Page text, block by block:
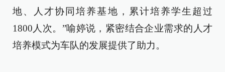
地、人才协同培养基地，累计培养学生超过
1800人次。”喻婷说，紧密结合企业需求的人才
培养模式为车队的发展提供了助力。